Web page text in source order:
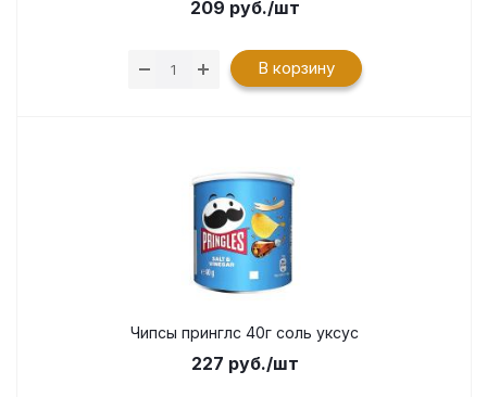
209 руб./шт
В корзину
Чипсы принглс 40г соль уксус
227 руб./шт